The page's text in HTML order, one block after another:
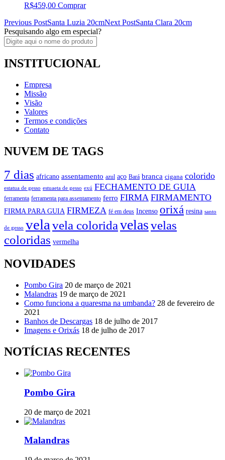
R$459,00 Comprar
Post
navigation
Previous PostSanta Luzia 20cmNext PostSanta Clara 20cm
Pesquisando algo em especial?
INSTITUCIONAL
Empresa
Missão
Visão
Valores
Termos e condições
Contato
NUVEM DE TAGS
7 dias africano assentamento azul aço Bará branca cigana colorido
estatua de gesso estuaeta de gesso exú FECHAMENTO DE GUIA
ferramenta ferramenta para assentamento ferro FIRMA FIRMAMENTO
FIRMA PARA GUIA FIRMEZA fé em deus Incenso orixá resina santo
de gesso velavela coloridavelasvelas
coloridas vermelha
NOVIDADES
Pombo Gira 20 de março de 2021
Malandras 19 de março de 2021
Como funciona a quaresma na umbanda? 28 de fevereiro de
2021
Banhos de Descargas 18 de julho de 2017
Imagens e Orixás 18 de julho de 2017
NOTÍCIAS RECENTES
Pombo Gira
20 de março de 2021
Malandras